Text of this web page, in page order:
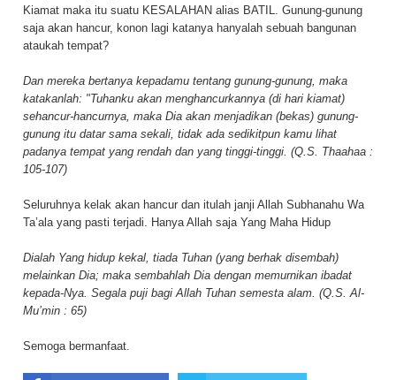
Kiamat maka itu suatu KESALAHAN alias BATIL. Gunung-gunung
saja akan hancur, konon lagi katanya hanyalah sebuah bangunan
ataukah tempat?
Dan mereka bertanya kepadamu tentang gunung-gunung, maka
katakanlah: "Tuhanku akan menghancurkannya (di hari kiamat)
sehancur-hancurnya, maka Dia akan menjadikan (bekas) gunung-
gunung itu datar sama sekali, tidak ada sedikitpun kamu lihat
padanya tempat yang rendah dan yang tinggi-tinggi. (Q.S. Thaahaa :
105-107)
Seluruhnya kelak akan hancur dan itulah janji Allah Subhanahu Wa
Ta’ala yang pasti terjadi. Hanya Allah saja Yang Maha Hidup
Dialah Yang hidup kekal, tiada Tuhan (yang berhak disembah)
melainkan Dia; maka sembahlah Dia dengan memurnikan ibadat
kepada-Nya. Segala puji bagi Allah Tuhan semesta alam. (Q.S. Al-
Mu’min : 65)
Semoga bermanfaat.